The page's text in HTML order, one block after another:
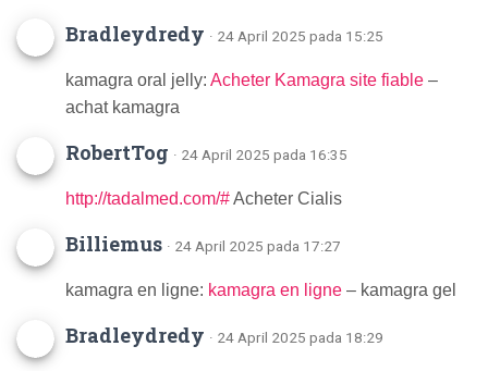
Bradleydredy · 24 April 2025 pada 15:25
kamagra oral jelly: Acheter Kamagra site fiable –
achat kamagra
RobertTog · 24 April 2025 pada 16:35
http://tadalmed.com/#Acheter Cialis
Billiemus · 24 April 2025 pada 17:27
kamagra en ligne: kamagra en ligne – kamagra gel
Bradleydredy · 24 April 2025 pada 18:29